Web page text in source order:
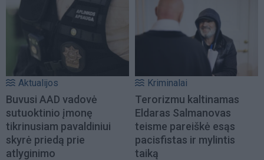
Aktualijos
Buvusi AAD vadovė
sutuoktinio įmonę
tikrinusiam pavaldiniui
skyrė priedą prie
atlyginimo
Kriminalai
Terorizmu kaltinamas
Eldaras Salmanovas
teisme pareiškė esąs
pacisfistas ir mylintis
taiką